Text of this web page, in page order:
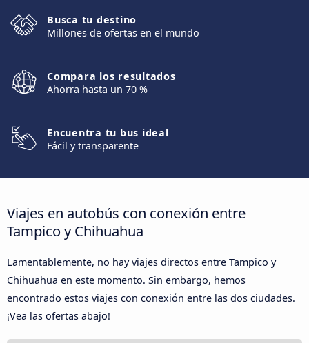
Busca tu destino
Millones de ofertas en el mundo
Compara los resultados
Ahorra hasta un 70 %
Encuentra tu bus ideal
Fácil y transparente
Viajes en autobús con conexión entre
Tampico y Chihuahua
Lamentablemente, no hay viajes directos entre Tampico y
Chihuahua en este momento. Sin embargo, hemos
encontrado estos viajes con conexión entre las dos ciudades.
¡Vea las ofertas abajo!